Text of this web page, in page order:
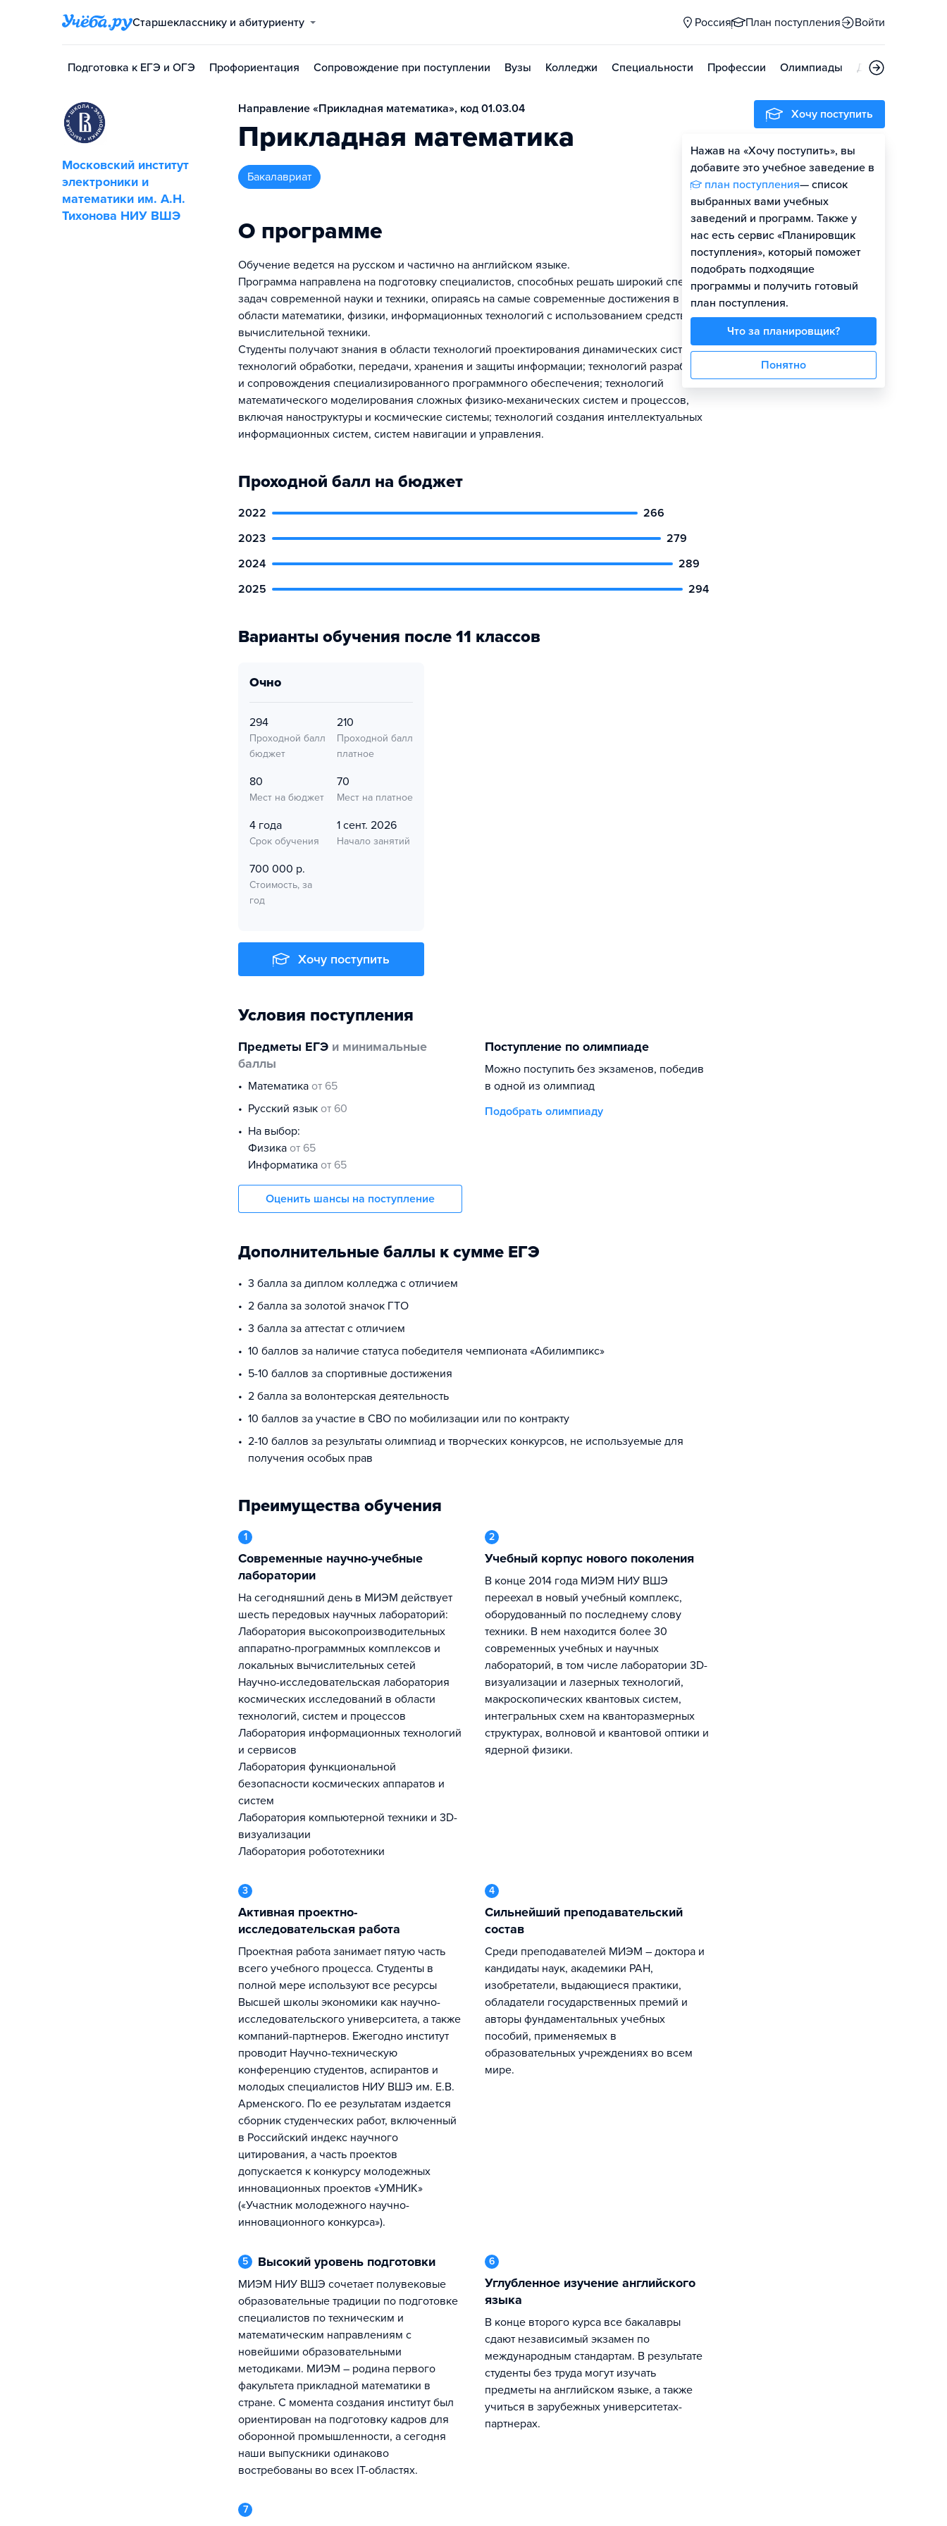
Старшекласснику и абитуриенту Россия План поступления Войти
Подготовка к ЕГЭ и ОГЭ Профориентация Сопровождение при поступлении Вузы Колледжи Специальности Профессии Олимпиады Дни открытых
Московский институт
электроники и
математики им. А.Н.
Тихонова НИУ ВШЭ
Направление «Прикладная математика», код 01.03.04
Прикладная математика
бакалавриат
О программе
Обучение ведется на русском и частично на английском языке.
Программа направлена на подготовку специалистов, способных решать широкий спектр
задач современной науки и техники, опираясь на самые современные достижения в
области математики, физики, информационных технологий с использованием средств
вычислительной техники.
Студенты получают знания в области технологий проектирования динамических систем;
технологий обработки, передачи, хранения и защиты информации; технологий разработки
и сопровождения специализированного программного обеспечения; технологий
математического моделирования сложных физико-механических систем и процессов,
включая наноструктуры и космические системы; технологий создания интеллектуальных
информационных систем, систем навигации и управления.
Проходной балл на бюджет
2022
266
2023
279
2024
289
2025
294
Варианты обучения после 11 классов
очно
294
Проходной балл
бюджет
210
Проходной балл
платное
80
Мест на бюджет
70
Мест на платное
4 года
Срок обучения
1 сент. 2026
Начало занятий
700 000 р.
Стоимость, за
год
Хочу поступить
Условия поступления
Предметы ЕГЭ и минимальные
баллы
математика от 65
русский язык от 60
На выбор:
физика от 65
информатика от 65
Оценить шансы на поступление
Поступление по олимпиаде
Можно поступить без экзаменов, победив
в одной из олимпиад
Подобрать олимпиаду
Дополнительные баллы к сумме ЕГЭ
3 балла за диплом колледжа с отличием
2 балла за золотой значок ГТО
3 балла за аттестат с отличием
10 баллов за наличие статуса победителя чемпионата «Абилимпикс»
5-10 баллов за спортивные достижения
2 балла за волонтерская деятельность
10 баллов за участие в СВО по мобилизации или по контракту
2-10 баллов за результаты олимпиад и творческих конкурсов, не используемые для
получения особых прав
Преимущества обучения
1
Современные научно-учебные
лаборатории
На сегодняшний день в МИЭМ действует
шесть передовых научных лабораторий:
Лаборатория высокопроизводительных
аппаратно-программных комплексов и
локальных вычислительных сетей
Научно-исследовательская лаборатория
космических исследований в области
технологий, систем и процессов
Лаборатория информационных технологий
и сервисов
Лаборатория функциональной
безопасности космических аппаратов и
систем
Лаборатория компьютерной техники и 3D-
визуализации
Лаборатория робототехники
2
Учебный корпус нового поколения
В конце 2014 года МИЭМ НИУ ВШЭ
переехал в новый учебный комплекс,
оборудованный по последнему слову
техники. В нем находится более 30
современных учебных и научных
лабораторий, в том числе лаборатории 3D-
визуализации и лазерных технологий,
макроскопических квантовых систем,
интегральных схем на кванторазмерных
структурах, волновой и квантовой оптики и
ядерной физики.
3
Активная проектно-
исследовательская работа
Проектная работа занимает пятую часть
всего учебного процесса. Студенты в
полной мере используют все ресурсы
Высшей школы экономики как научно-
исследовательского университета, а также
компаний-партнеров. Ежегодно институт
проводит Научно-техническую
конференцию студентов, аспирантов и
молодых специалистов НИУ ВШЭ им. Е.В.
Арменского. По ее результатам издается
сборник студенческих работ, включенный
в Российский индекс научного
цитирования, а часть проектов
допускается к конкурсу молодежных
инновационных проектов «УМНИК»
(«Участник молодежного научно-
инновационного конкурса»).
4
Сильнейший преподавательский
состав
Среди преподавателей МИЭМ – доктора и
кандидаты наук, академики РАН,
изобретатели, выдающиеся практики,
обладатели государственных премий и
авторы фундаментальных учебных
пособий, применяемых в
образовательных учреждениях во всем
мире.
5 Высокий уровень подготовки
МИЭМ НИУ ВШЭ сочетает полувековые
образовательные традиции по подготовке
специалистов по техническим и
математическим направлениям с
новейшими образовательными
методиками. МИЭМ – родина первого
факультета прикладной математики в
стране. С момента создания институт был
ориентирован на подготовку кадров для
оборонной промышленности, а сегодня
наши выпускники одинаково
востребованы во всех IT-областях.
6
Углубленное изучение английского
языка
В конце второго курса все бакалавры
сдают независимый экзамен по
международным стандартам. В результате
студенты без труда могут изучать
предметы на английском языке, а также
учиться в зарубежных университетах-
партнерах.
7
Хочу поступить
Нажав на «Хочу поступить», вы
добавите это учебное заведение в
план поступления— список
выбранных вами учебных
заведений и программ. Также у
нас есть сервис «Планировщик
поступления», который поможет
подобрать подходящие
программы и получить готовый
план поступления.
Что за планировщик?
Понятно
Оценить шансы